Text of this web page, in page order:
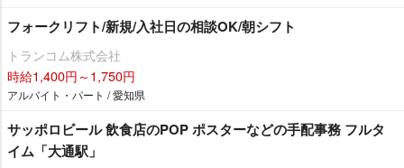
フォークリフト/新規/入社日の相談OK/朝シフト
トランコム株式会社
時給1,400円～1,750円
アルバイト・パート / 愛知県
サッポロビール 飲食店のPOP ポスターなどの手配事務 フルタ
イム「大通駅」